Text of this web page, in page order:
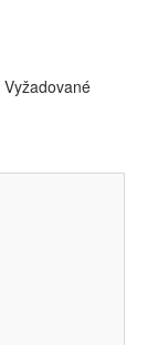
Vyžadované